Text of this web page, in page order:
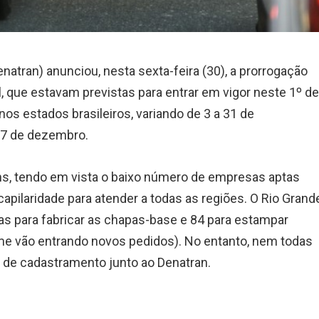
anunciou, nesta sexta-feira (30), a prorrogação
que estavam previstas para entrar em vigor neste 1º de
estados brasileiros, variando de 3 a 31 de
de dezembro.
tendo em vista o baixo número de empresas aptas
para atender a todas as regiões. O Rio
para fabricar as chapas-base e 84 para estampar
vão entrando novos pedidos). No entanto, nem todas
cadastramento junto ao Denatran.